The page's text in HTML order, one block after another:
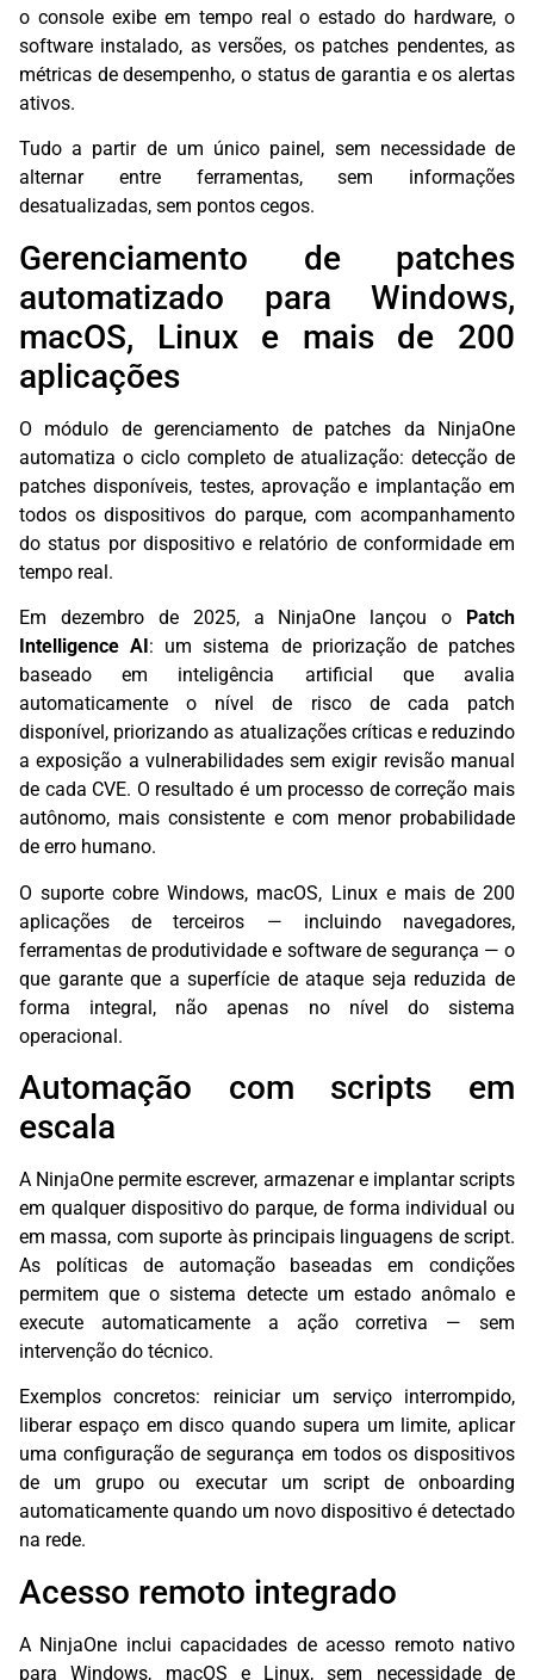
o console exibe em tempo real o estado do hardware, o
software instalado, as versões, os patches pendentes, as
métricas de desempenho, o status de garantia e os alertas
ativos.
Tudo a partir de um único painel, sem necessidade de
alternar entre ferramentas, sem informações
desatualizadas, sem pontos cegos.
Gerenciamento de patches
automatizado para Windows,
macOS, Linux e mais de 200
aplicações
O módulo de gerenciamento de patches da NinjaOne
automatiza o ciclo completo de atualização: detecção de
patches disponíveis, testes, aprovação e implantação em
todos os dispositivos do parque, com acompanhamento
do status por dispositivo e relatório de conformidade em
tempo real.
Em dezembro de 2025, a NinjaOne lançou o
Patch
Intelligence AI : um sistema de priorização de patches
baseado em inteligência artificial que avalia
automaticamente o nível de risco de cada patch
disponível, priorizando as atualizações críticas e reduzindo
a exposição a vulnerabilidades sem exigir revisão manual
de cada CVE. O resultado é um processo de correção mais
autônomo, mais consistente e com menor probabilidade
de erro humano.
O suporte cobre Windows, macOS, Linux e mais de 200
aplicações de terceiros — incluindo navegadores,
ferramentas de produtividade e software de segurança — o
que garante que a superfície de ataque seja reduzida de
forma integral, não apenas no nível do sistema
operacional.
Automação com scripts em
escala
A NinjaOne permite escrever, armazenar e implantar scripts
em qualquer dispositivo do parque, de forma individual ou
em massa, com suporte às principais linguagens de script.
As políticas de automação baseadas em condições
permitem que o sistema detecte um estado anômalo e
execute automaticamente a ação corretiva — sem
intervenção do técnico.
Exemplos concretos: reiniciar um serviço interrompido,
liberar espaço em disco quando supera um limite, aplicar
uma configuração de segurança em todos os dispositivos
de um grupo ou executar um script de onboarding
automaticamente quando um novo dispositivo é detectado
na rede.
Acesso remoto integrado
A NinjaOne inclui capacidades de acesso remoto nativo
para Windows, macOS e Linux, sem necessidade de